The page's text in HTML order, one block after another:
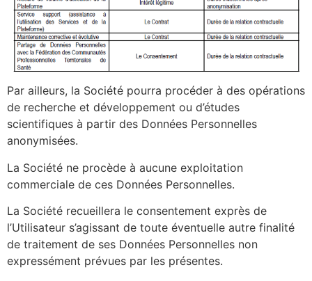
Par ailleurs, la Société pourra procéder à des opérations
de recherche et développement ou d’études
scientifiques à partir des Données Personnelles
anonymisées.
La Société ne procède à aucune exploitation
commerciale de ces Données Personnelles.
La Société recueillera le consentement exprès de
l’Utilisateur s’agissant de toute éventuelle autre finalité
de traitement de ses Données Personnelles non
expressément prévues par les présentes.